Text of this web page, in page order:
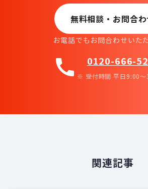
無料相談・お問合わ
お電話でもお問合わせいた
call 0120-666-
※ 受付時間 平日9:00〜
関連記事